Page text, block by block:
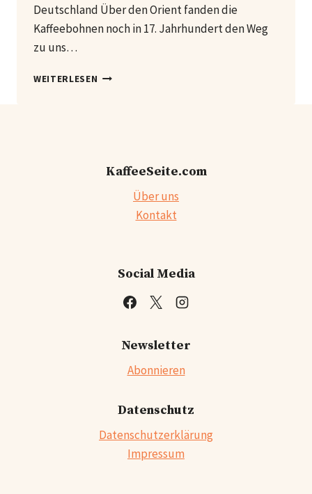
Deutschland Über den Orient fanden die
Kaffeebohnen noch in 17. Jahrhundert den Weg
zu uns…
WEITERLESEN KAFFEEKONSUM
KaffeeSeite.com
Über uns
Kontakt
Social Media
Newsletter
Abonnieren
Datenschutz
Datenschutzerklärung
Impressum